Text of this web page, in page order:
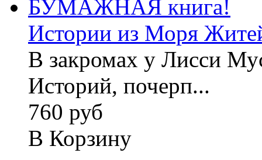
Истории из Моря
В закромах у Лисси
Историй, почерп...
760 руб
В Корзину